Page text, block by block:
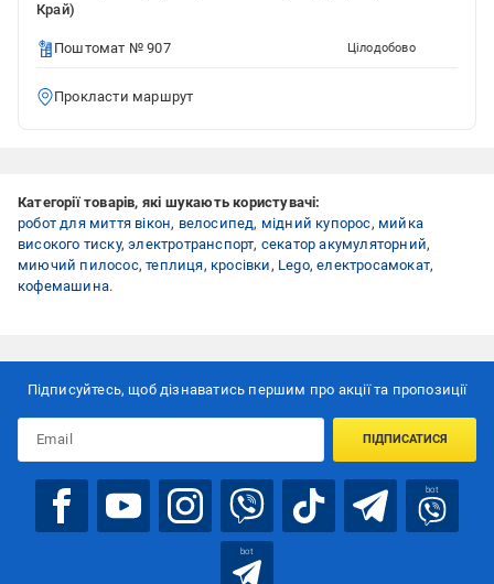
Край)
Поштомат № 907 Цілодобово
Прокласти маршрут
Категорії товарів, які шукають користувачі:
робот для миття вікон, велосипед, мідний купорос, мийка
високого тиску,электротранспорт, секатор акумуляторний,
миючий пилосос,теплиця, кросівки , Lego,електросамокат,
кофемашина.
Підписуйтесь, щоб дізнаватись першим про акції та пропозиції
ПІДПИСАТИСЯ
bot
bot